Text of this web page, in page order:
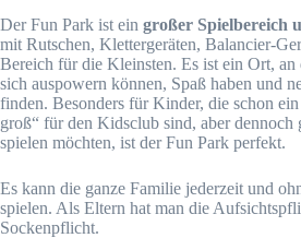
Der Fun Park ist ein großer Spielbereich
mit Rutschen, Klettergeräten, Balancier-
Bereich für die Kleinsten. Es ist ein Ort,
sich auspowern können, Spaß haben und
finden. Besonders für Kinder, die schon ein
groß“ für den Kidsclub sind, aber dennoch
spielen möchten, ist der Fun Park perfekt.
Es kann die ganze Familie jederzeit und
spielen. Als Eltern hat man die
Sockenpflicht.